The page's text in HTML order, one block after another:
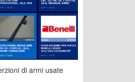
di armi usate